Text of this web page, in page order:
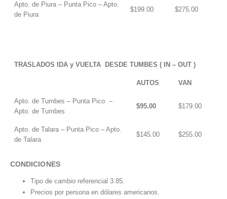
Apto. de Piura – Punta Pico – Apto.
de Piura
$199.00 $275.00
TRASLADOS IDA y VUELTA DESDE TUMBES ( IN – OUT )
AUTOS VAN
Apto. de Tumbes – Punta Pico –
Apto. de Tumbes
$95.00 $179.00
Apto. de Talara – Punta Pico – Apto.
de Talara
$145.00 $255.00
CONDICIONES
Tipo de cambio referencial 3.85.
Precios por persona en dólares americanos.